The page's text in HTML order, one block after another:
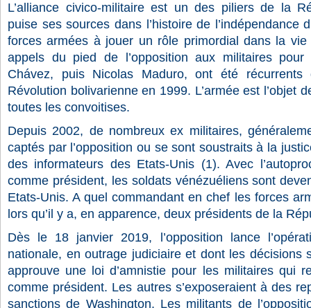
L’alliance civico-militaire est un des piliers de la
puise ses sources dans l’histoire de l’indépendance
forces armées à jouer un rôle primordial dans la
appels du pied de l’opposition aux militaires
Chávez, puis Nicolas Maduro, ont été récurrents
Révolution bolivarienne en 1999. L’armée est l’objet
toutes les convoitises.
Depuis 2002, de nombreux ex militaires,
captés par l’opposition ou se sont soustraits à la
des informateurs des Etats-Unis (1). Avec
comme président, les soldats vénézuéliens sont
Etats-Unis. A quel commandant en chef les forces
lors qu’il y a, en apparence, deux présidents de la
Dès le 18 janvier 2019, l’opposition lance
nationale, en outrage judiciaire et dont les décisions
approuve une loi d’amnistie pour les militaires qui
comme président. Les autres s’exposeraient à des
sanctions de Washington. Les militants de